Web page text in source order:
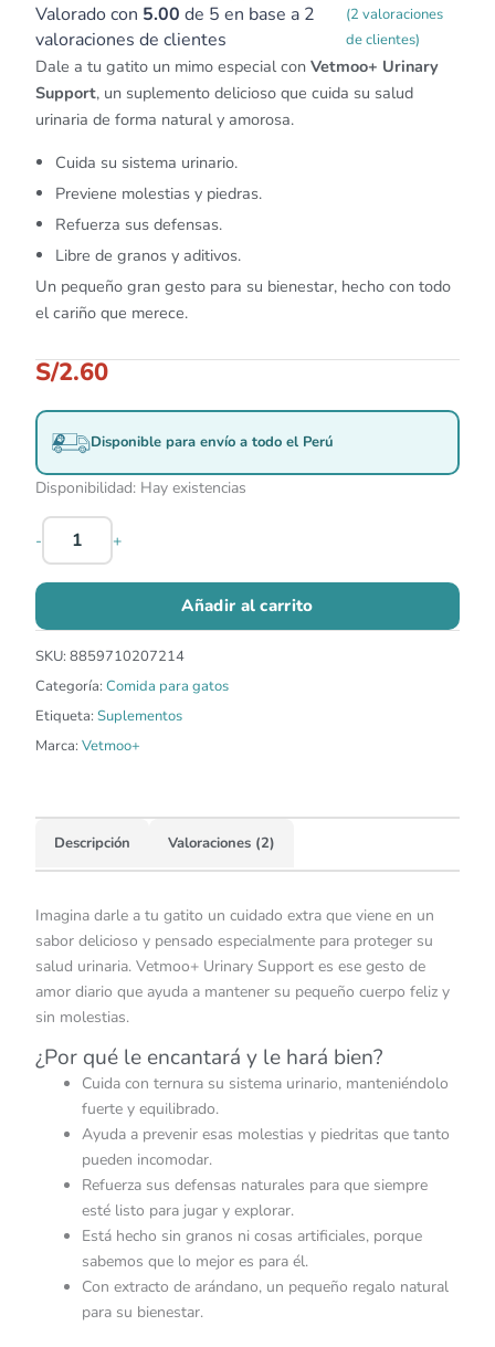
Valorado con 5.00 de 5 en base a 2
valoraciones de clientes
(2 valoraciones
de clientes)
Dale a tu gatito un mimo especial con Vetmoo+ Urinary
Support, un suplemento delicioso que cuida su salud
urinaria de forma natural y amorosa.
Cuida su sistema urinario.
Previene molestias y piedras.
Refuerza sus defensas.
Libre de granos y aditivos.
Un pequeño gran gesto para su bienestar, hecho con todo
el cariño que merece.
S/2.60
Disponible para envío a todo el Perú
Disponibilidad: Hay existencias
- +
Añadir al carrito
SKU: 8859710207214
Categoría: Comida para gatos
Etiqueta: Suplementos
Marca: Vetmoo+
Descripción Valoraciones (2)
Imagina darle a tu gatito un cuidado extra que viene en un
sabor delicioso y pensado especialmente para proteger su
salud urinaria. Vetmoo+ Urinary Support es ese gesto de
amor diario que ayuda a mantener su pequeño cuerpo feliz y
sin molestias.
¿Por qué le encantará y le hará bien?
Cuida con ternura su sistema urinario, manteniéndolo
fuerte y equilibrado.
Ayuda a prevenir esas molestias y piedritas que tanto
pueden incomodar.
Refuerza sus defensas naturales para que siempre
esté listo para jugar y explorar.
Está hecho sin granos ni cosas artificiales, porque
sabemos que lo mejor es para él.
Con extracto de arándano, un pequeño regalo natural
para su bienestar.